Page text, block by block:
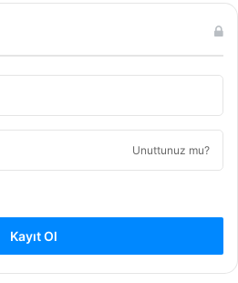
Unuttunuz mu?
Kayıt Ol